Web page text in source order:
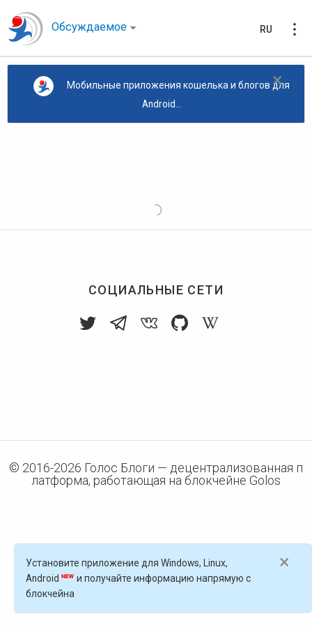
Обсуждаемое RU
×
Мобильные приложения кошелька и блогов для
Android...
СОЦИАЛЬНЫЕ СЕТИ
© 2016-2026 Голос Блоги — децентрализованная п
латформа, работающая на блокчейне Golos
×
Установите приложение для Windows, Linux,
Android
и получайте информацию напрямую с
блокчейна